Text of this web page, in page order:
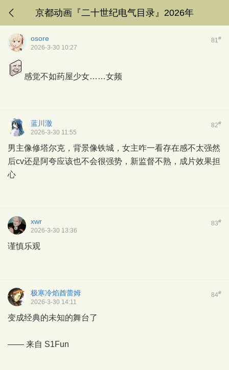
京都动画『二十世纪电气目录』2026年
81#
osore
2026-3-30 10:27
感觉不如药屋少女……女频
82#
蓝川澈
2026-3-30 11:55
男主像修塔尔克，背景像铁城，女主咋一看存在感不太强然
后cv还是阿夸应该也不会很强势，新监督不熟，成片效果担
心
83#
xwr
2026-3-30 13:36
谨慎乐观
84#
极寒冷焰酋蕾姆
2026-3-30 14:11
变成经典的未知的舞台了
—— 来自 S1Fun